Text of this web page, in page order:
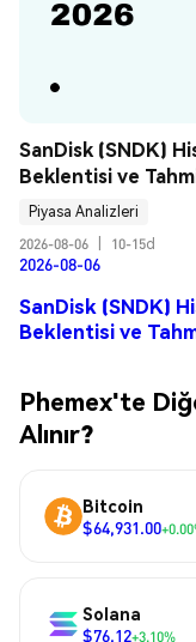
SanDisk (SNDK)
Beklentisi ve
Piyasa Analizleri
2026-08-06
10-15d
2026-08-06
SanDisk (SNDK)
Beklentisi ve
Phemex'te
Alınır?
Bitcoin
$64,931.00
Solana
$76.12+3.10%